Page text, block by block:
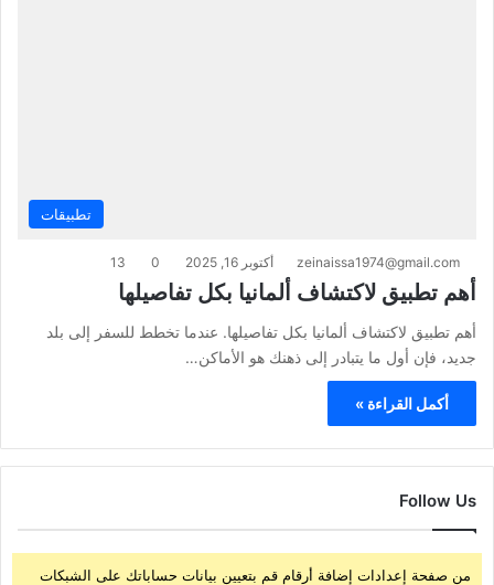
تطبيقات
zeinaissa1974@gmail.com أكتوبر 16, 2025 0
13
أهم تطبيق لاكتشاف ألمانيا بكل تفاصيلها
أهم تطبيق لاكتشاف ألمانيا بكل تفاصيلها. عندما تخطط للسفر إلى بلد
جديد، فإن أول ما يتبادر إلى ذهنك هو الأماكن…
أكمل القراءة »
Follow Us
من صفحة إعدادات إضافة أرقام قم بتعيين بيانات حساباتك على الشبكات